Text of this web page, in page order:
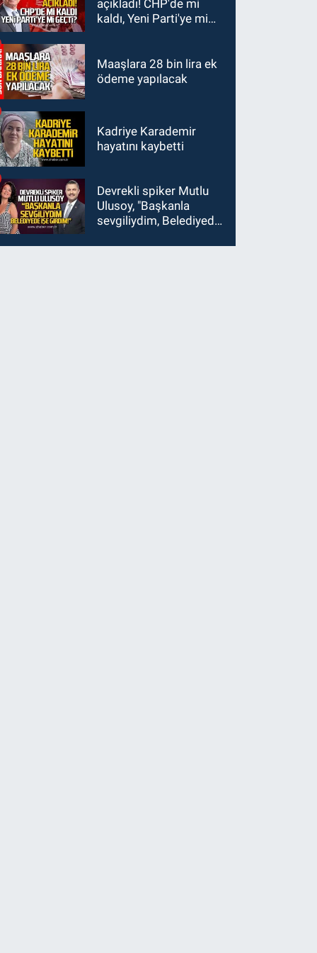
açıkladı! CHP'de mi
kaldı, Yeni Parti'ye mi
Maaşlara 28 bin lira ek
ödeme yapılacak
Kadriye Karademir
hayatını kaybetti
Devrekli spiker Mutlu
Ulusoy, "Başkanla
sevgiliydim, Belediyede